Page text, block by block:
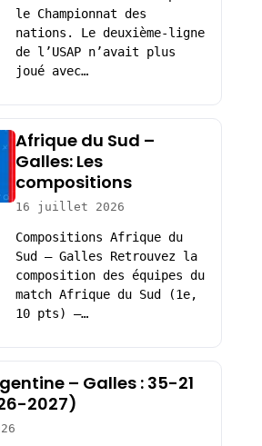
le Championnat des
nations. Le deuxième-ligne
de l’USAP n’avait plus
joué avec…
Afrique du Sud –
Galles: Les
compositions
16 juillet 2026
Compositions Afrique du
Sud – Galles Retrouvez la
composition des équipes du
match Afrique du Sud (1e,
10 pts) –…
– Galles : 35-21
2027)